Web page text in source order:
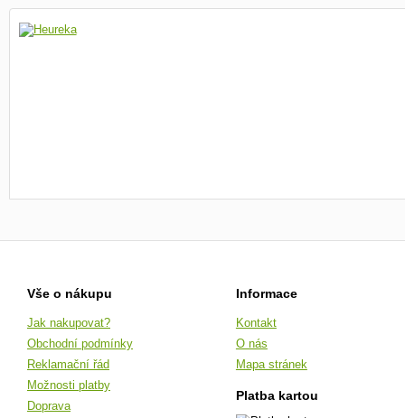
Vše o nákupu
Jak nakupovat?
Obchodní podmínky
Reklamační řád
Možnosti platby
Doprava
Informace
Kontakt
O nás
Mapa stránek
Platba kartou